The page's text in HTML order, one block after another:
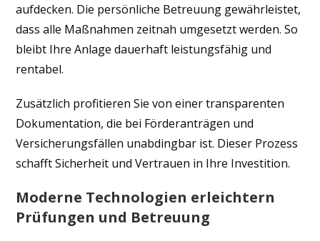
aufdecken. Die persönliche Betreuung gewährleistet,
dass alle Maßnahmen zeitnah umgesetzt werden. So
bleibt Ihre Anlage dauerhaft leistungsfähig und
rentabel.
Zusätzlich profitieren Sie von einer transparenten
Dokumentation, die bei Förderanträgen und
Versicherungsfällen unabdingbar ist. Dieser Prozess
schafft Sicherheit und Vertrauen in Ihre Investition.
Moderne Technologien erleichtern
Prüfungen und Betreuung